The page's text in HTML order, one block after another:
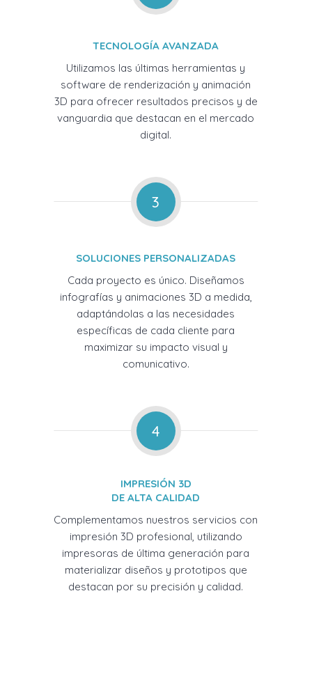
TECNOLOGÍA AVANZADA
Utilizamos las últimas herramientas y
software de renderización y animación
3D para ofrecer resultados precisos y de
vanguardia que destacan en el mercado
digital.
3
SOLUCIONES PERSONALIZADAS
Cada proyecto es único. Diseñamos
infografías y animaciones 3D a medida,
adaptándolas a las necesidades
específicas de cada cliente para
maximizar su impacto visual y
comunicativo.
4
IMPRESIÓN 3D
DE ALTA CALIDAD
Complementamos nuestros servicios con
impresión 3D profesional, utilizando
impresoras de última generación para
materializar diseños y prototipos que
destacan por su precisión y calidad.